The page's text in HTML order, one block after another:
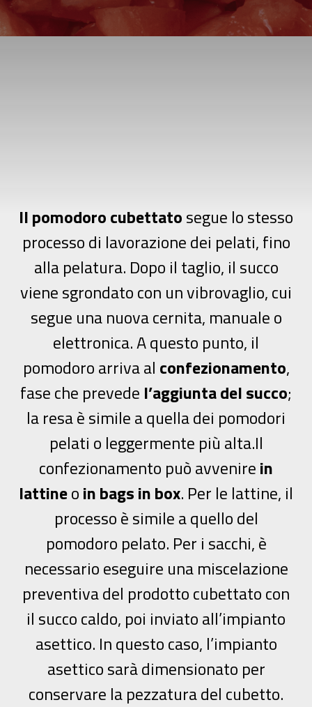
Il pomodoro cubettatosegue lo stesso
processo di lavorazione dei pelati, fino
alla pelatura. Dopo il taglio, il succo
viene sgrondato con un vibrovaglio, cui
segue una nuova cernita, manuale o
elettronica. A questo punto, il
pomodoro arriva al confezionamento,
fase che prevede l’aggiunta del succo;
la resa è simile a quella dei pomodori
pelati o leggermente più alta.Il
confezionamento può avvenirein
lattineoin bags in box. Per le lattine, il
processo è simile a quello del
pomodoro pelato. Per i sacchi, è
necessario eseguire una miscelazione
preventiva del prodotto cubettato con
il succo caldo, poi inviato all’impianto
asettico. In questo caso, l’impianto
asettico sarà dimensionato per
conservare la pezzatura del cubetto.